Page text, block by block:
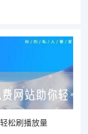
松刷播放量